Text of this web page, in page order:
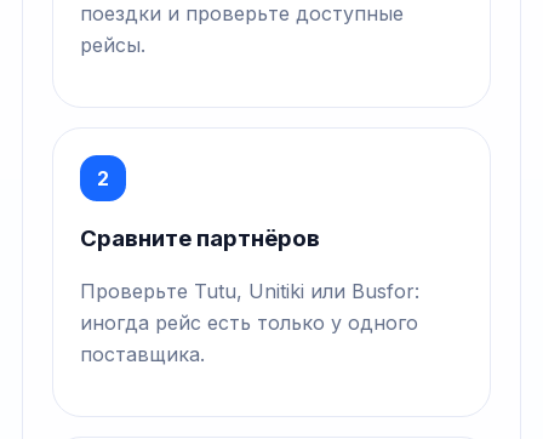
поездки и проверьте доступные
рейсы.
2
Сравните партнёров
Проверьте Tutu, Unitiki или Busfor:
иногда рейс есть только у одного
поставщика.